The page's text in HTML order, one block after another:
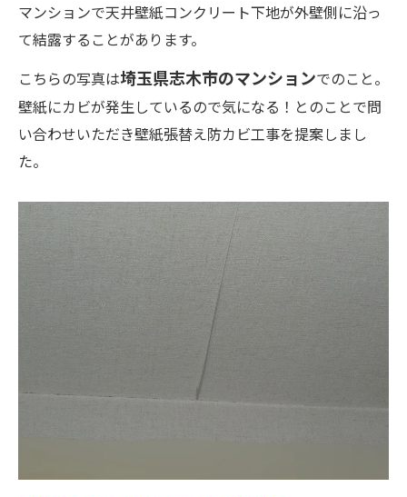
マンションで天井壁紙コンクリート下地が外壁側に沿っ
て結露することがあります。
こちらの写真は埼玉県志木市のマンションでのこと。
壁紙にカビが発生しているので気になる！とのことで問
い合わせいただき壁紙張替え防カビ工事を提案しまし
た。